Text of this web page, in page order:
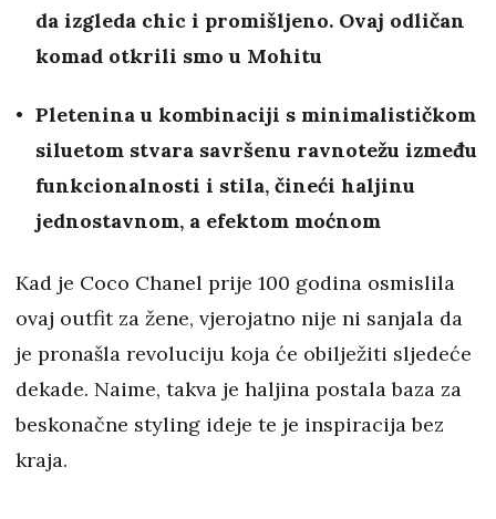
da izgleda chic i promišljeno. Ovaj odličan
komad otkrili smo u Mohitu
Pletenina u kombinaciji s minimalističkom
siluetom stvara savršenu ravnotežu između
funkcionalnosti i stila, čineći haljinu
jednostavnom, a efektom moćnom
Kad je Coco Chanel prije 100 godina osmislila
ovaj outfit za žene, vjerojatno nije ni sanjala da
je pronašla revoluciju koja će obilježiti sljedeće
dekade. Naime, takva je haljina postala baza za
beskonačne styling ideje te je inspiracija bez
kraja.